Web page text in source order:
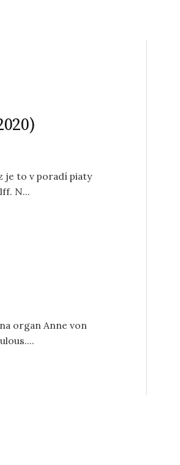
je to v poradí piaty
N...
organ Anne von